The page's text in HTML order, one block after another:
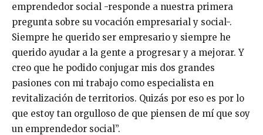
emprendedor social -responde a nuestra primera
pregunta sobre su vocación empresarial y social-.
Siempre he querido ser empresario y siempre he
querido ayudar a la gente a progresar y a mejorar. Y
creo que he podido conjugar mis dos grandes
pasiones con mi trabajo como especialista en
revitalización de territorios. Quizás por eso es por lo
que estoy tan orgulloso de que piensen de mí que soy
un emprendedor social”.